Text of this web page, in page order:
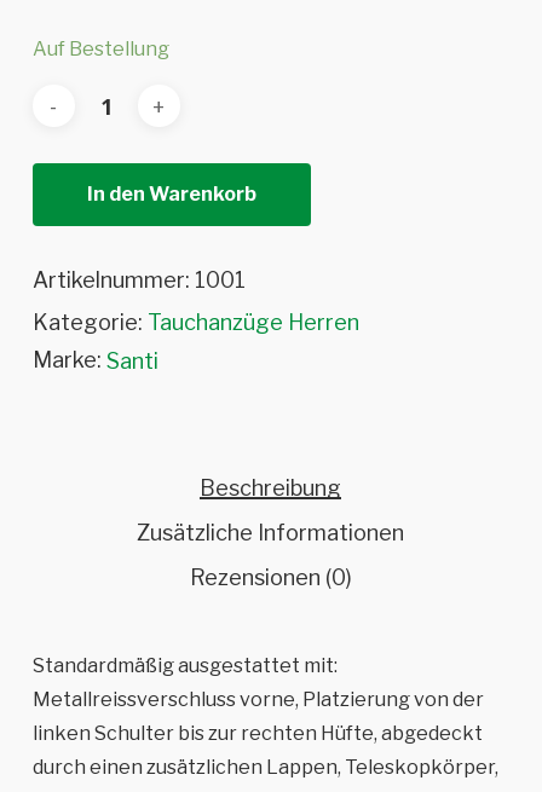
Auf Bestellung
In den Warenkorb
Artikelnummer: 1001
Kategorie: Tauchanzüge Herren
Marke: Santi
Beschreibung
Zusätzliche Informationen
Rezensionen (0)
Standardmäßig ausgestattet mit:
Metallreissverschluss vorne, Platzierung von der
linken Schulter bis zur rechten Hüfte, abgedeckt
durch einen zusätzlichen Lappen, Teleskopkörper,